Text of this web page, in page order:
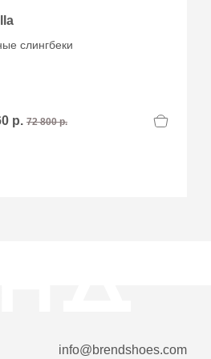
слингбеки
р. 72 800 р.
info@brendshoes.com